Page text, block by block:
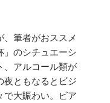
、筆者がおススメ
」のシチュエーシ
、アルコール類が
夜ともなるとビジ
で大賑わい。ビア